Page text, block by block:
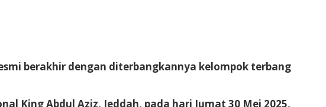
berakhir dengan diterbangkannya kelompok terbang
King Abdul Aziz, Jeddah, pada hari Jumat 30 Mei 2025,